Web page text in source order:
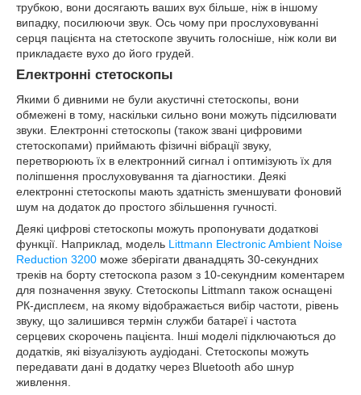
трубкою, вони досягають ваших вух більше, ніж в іншому
випадку, посилюючи звук. Ось чому при прослуховуванні
серця пацієнта на стетоскопе звучить голосніше, ніж коли ви
прикладаєте вухо до його грудей.
Електронні стетоскопы
Якими б дивними не були акустичні стетоскопы, вони
обмежені в тому, наскільки сильно вони можуть підсилювати
звуки. Електронні стетоскопы (також звані цифровими
стетоскопами) приймають фізичні вібрації звуку,
перетворюють їх в електронний сигнал і оптимізують їх для
поліпшення прослуховування та діагностики. Деякі
електронні стетоскопы мають здатність зменшувати фоновий
шум на додаток до простого збільшення гучності.
Деякі цифрові стетоскопы можуть пропонувати додаткові
функції. Наприклад, модель Littmann Electronic Ambient Noise
Reduction 3200 може зберігати дванадцять 30-секундних
треків на борту стетоскопа разом з 10-секундним коментарем
для позначення звуку. Стетоскопы Littmann також оснащені
РК-дисплеєм, на якому відображається вибір частоти, рівень
звуку, що залишився термін служби батареї і частота
серцевих скорочень пацієнта. Інші моделі підключаються до
додатків, які візуалізують аудіодані. Стетоскопы можуть
передавати дані в додатку через Bluetooth або шнур
живлення.